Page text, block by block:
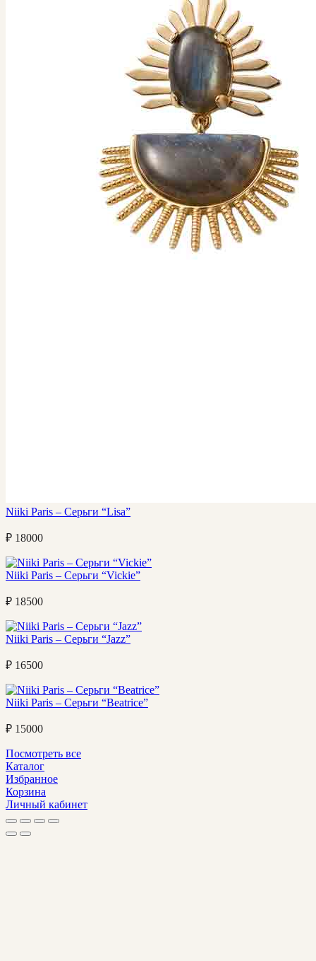
Niiki Paris – Серьги “Lisa”
₽ 18000
Niiki Paris – Серьги “Vickie”
₽ 18500
Niiki Paris – Серьги “Jazz”
₽ 16500
Niiki Paris – Серьги “Beatrice”
₽ 15000
Посмотреть все
Каталог
Избранное
Корзина
Личный кабинет